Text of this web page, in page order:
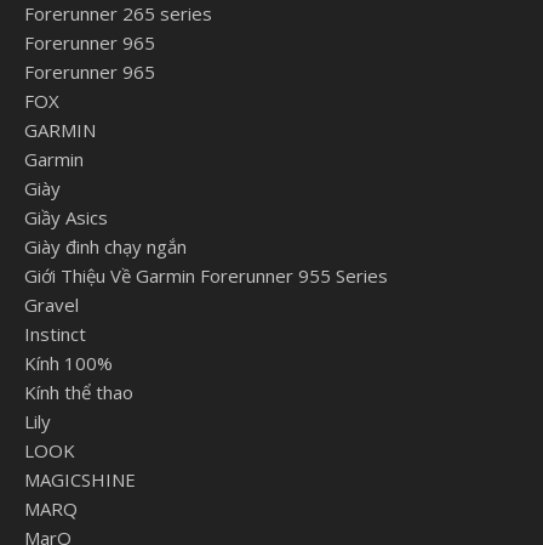
Forerunner 265 series
Forerunner 965
Forerunner 965
FOX
GARMIN
Garmin
Giày
Giầy Asics
Giày đinh chạy ngắn
Giới Thiệu Về Garmin Forerunner 955 Series
Gravel
Instinct
Kính 100%
Kính thể thao
Lily
LOOK
MAGICSHINE
MARQ
MarQ